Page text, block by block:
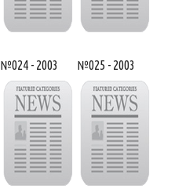
№024 - 2003 №025 - 2003